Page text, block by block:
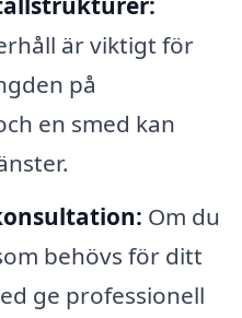
är viktigt för
på
en smed kan
Om du
behövs för ditt
ge professionell